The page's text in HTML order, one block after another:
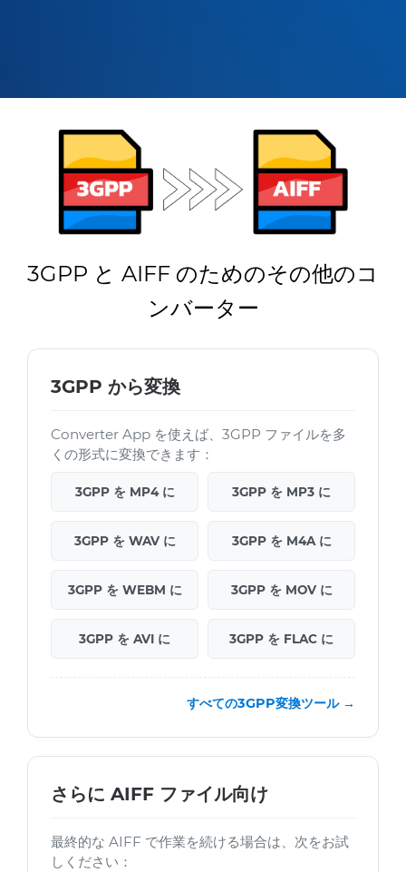
3GPP と AIFF のためのその他のコ
ンバーター
3GPP から変換
Converter App を使えば、3GPP ファイルを多
くの形式に変換できます：
3GPP を MP4 に 3GPP を MP3 に
3GPP を WAV に 3GPP を M4A に
3GPP を WEBM に 3GPP を MOV に
3GPP を AVI に 3GPP を FLAC に
すべての3GPP変換ツール →
さらに AIFF ファイル向け
最終的な AIFF で作業を続ける場合は、次をお試
しください：